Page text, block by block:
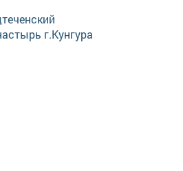
г.Кунгура